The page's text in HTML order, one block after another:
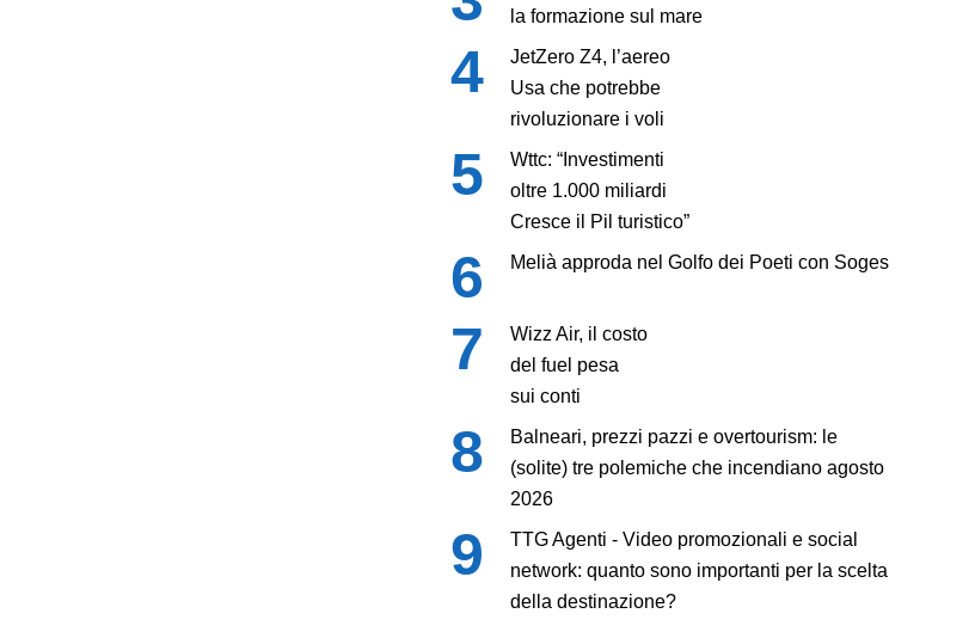
la formazione sul mare
JetZero Z4, l’aereo
Usa che potrebbe
rivoluzionare i voli
Wttc: “Investimenti
oltre 1.000 miliardi
Cresce il Pil turistico”
Melià approda nel Golfo dei Poeti con Soges
Wizz Air, il costo
del fuel pesa
sui conti
Balneari, prezzi pazzi e overtourism: le
(solite) tre polemiche che incendiano agosto
2026
TTG Agenti - Video promozionali e social
network: quanto sono importanti per la scelta
della destinazione?